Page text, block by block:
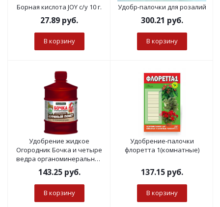
Борная кислота JOY с/у 10 г.
27.89 руб.
В корзину
Удобр-палочки для розалий
300.21 руб.
В корзину
Удобрение жидкое
Огородник Бочка и четыре
ведра органоминеральное
Куриный Помет 0,6л
143.25руб.
В корзину
Удобрение-палочки
флоретта 1(комнатные)
137.15руб.
В корзину